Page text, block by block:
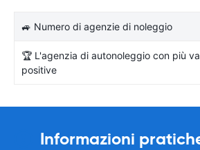
🚙 Numero di agenzie di noleggio
🏆 L'agenzia di autonoleggio con più
positive
Informazioni